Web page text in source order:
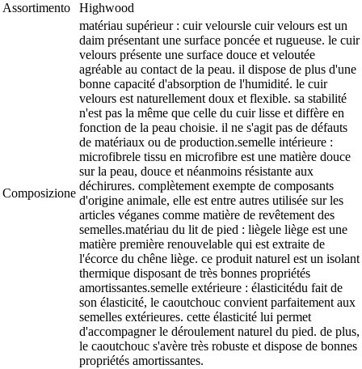
Assortimento
Highwood
Composizione
matériau supérieur : cuir veloursle cuir velours est un
daim présentant une surface poncée et rugueuse. le cuir
velours présente une surface douce et veloutée
agréable au contact de la peau. il dispose de plus d'une
bonne capacité d'absorption de l'humidité. le cuir
velours est naturellement doux et flexible. sa stabilité
n'est pas la même que celle du cuir lisse et diffère en
fonction de la peau choisie. il ne s'agit pas de défauts
de matériaux ou de production.semelle intérieure :
microfibrele tissu en microfibre est une matière douce
sur la peau, douce et néanmoins résistante aux
déchirures. complètement exempte de composants
d'origine animale, elle est entre autres utilisée sur les
articles véganes comme matière de revêtement des
semelles.matériau du lit de pied : liègele liège est une
matière première renouvelable qui est extraite de
l'écorce du chêne liège. ce produit naturel est un isolant
thermique disposant de très bonnes propriétés
amortissantes.semelle extérieure : élasticitédu fait de
son élasticité, le caoutchouc convient parfaitement aux
semelles extérieures. cette élasticité lui permet
d'accompagner le déroulement naturel du pied. de plus,
le caoutchouc s'avère très robuste et dispose de bonnes
propriétés amortissantes.